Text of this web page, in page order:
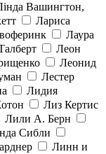
Вашингтон,
Лариса
Лаура
Леон
Леонид
Лестер
Лидия
Лиз Кертис
Лили А. Берн
Сибли
Линн и